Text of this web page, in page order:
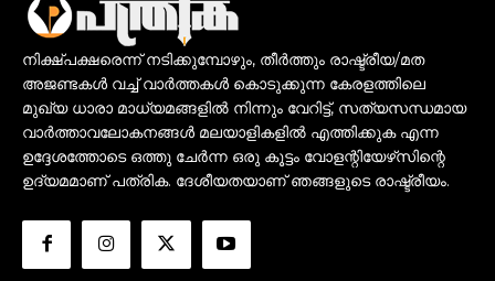
നിക്ഷ്പക്ഷരെന്ന് നടിക്കുമ്പോഴും, തീർത്തും രാഷ്ട്രീയ/മത
അജണ്ടകൾ വച്ച് വാർത്തകൾ കൊടുക്കുന്ന കേരളത്തിലെ
മുഖ്യ ധാരാ മാധ്യമങ്ങളിൽ നിന്നും വേറിട്ട്, സത്യസന്ധമായ
വാർത്താവലോകനങ്ങൾ മലയാളികളിൽ എത്തിക്കുക എന്ന
ഉദ്ദേശത്തോടെ ഒത്തു ചേർന്ന ഒരു കൂട്ടം വോളന്റിയേഴ്‌സിന്റെ
ഉദ്യമമാണ് പത്രിക. ദേശീയതയാണ് ഞങ്ങളുടെ രാഷ്ട്രീയം.